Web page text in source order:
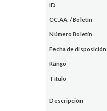
ID
CC.AA. / Boletín
Número Boletín
Fecha de disposición
Rango
Título
Descripción